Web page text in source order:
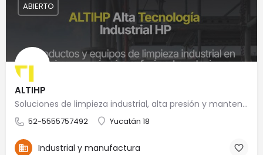
ALTIHP
Soluciones de limpieza industrial, alta presión y mantenimiento especializado
52-5555757492 Yucatán 18
ABIERTO
Industrial y manufactura